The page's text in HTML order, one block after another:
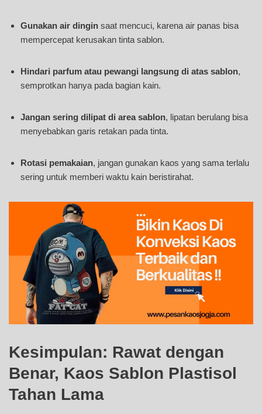
Gunakan air dingin saat mencuci, karena air panas bisa
mempercepat kerusakan tinta sablon.
Hindari parfum atau pewangi langsung di atas sablon,
semprotkan hanya pada bagian kain.
Jangan sering dilipat di area sablon, lipatan berulang bisa
menyebabkan garis retakan pada tinta.
Rotasi pemakaian, jangan gunakan kaos yang sama terlalu
sering untuk memberi waktu kain beristirahat.
Kesimpulan: Rawat dengan
Benar, Kaos Sablon Plastisol
Tahan Lama